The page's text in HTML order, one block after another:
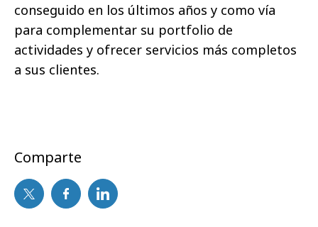
conseguido en los últimos años y como vía
para complementar su portfolio de
actividades y ofrecer servicios más completos
a sus clientes.
Comparte